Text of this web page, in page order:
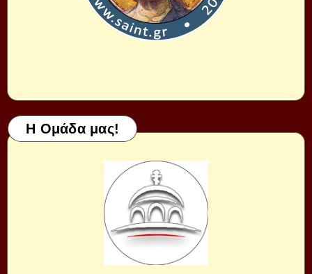
Η Ομάδα μας!